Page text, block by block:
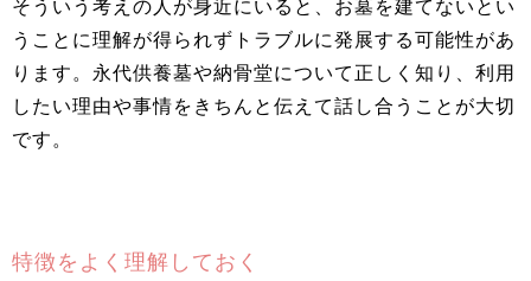
そういう考えの人が身近にいると、お墓を建てないとい
うことに理解が得られずトラブルに発展する可能性があ
ります。永代供養墓や納骨堂について正しく知り、利用
したい理由や事情をきちんと伝えて話し合うことが大切
です。
特徴をよく理解しておく